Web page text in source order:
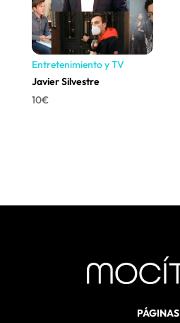
Entretenimiento y TV
Javier Silvestre
10€
PÁGINAS